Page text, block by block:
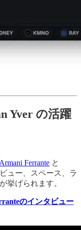
Yver の活躍
Armani Ferrante と
ュー、スペース、ラ
挙げられます。
のインタビュー